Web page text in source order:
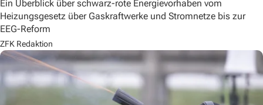
Ein Überblick über schwarz-rote Energievorhaben vom
Heizungsgesetz über Gaskraftwerke und Stromnetze bis zur
EEG-Reform
ZFK Redaktion